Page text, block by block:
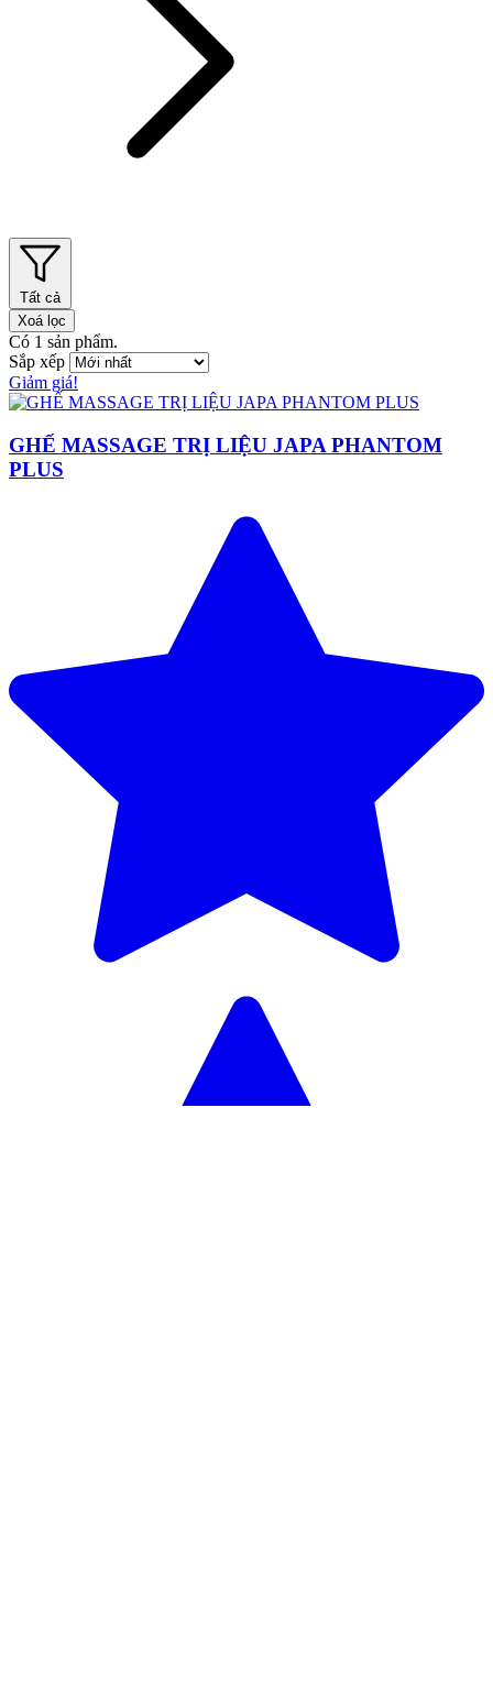
Tất cả
Xoá lọc
Có 1 sản phẩm.
Sắp xếp
Giảm giá!
GHẾ MASSAGE TRỊ LIỆU JAPA PHANTOM
PLUS